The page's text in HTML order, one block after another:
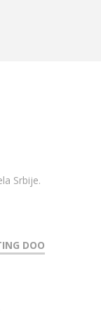
Srbije.
DOO